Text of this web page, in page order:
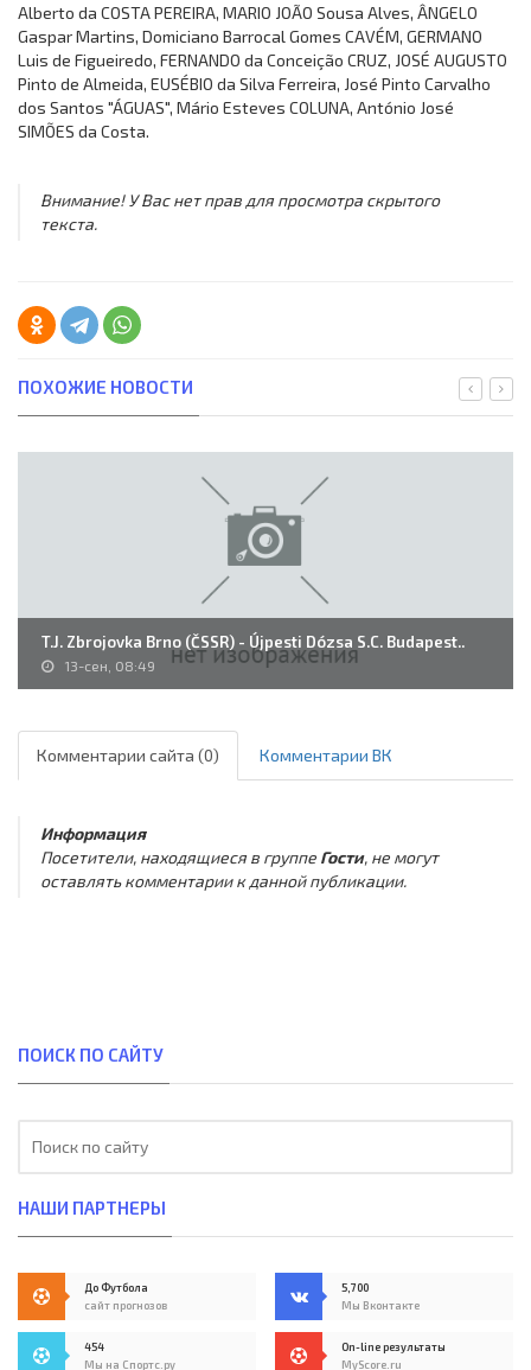
Alberto da COSTA PEREIRA, MARIO JOÃO Sousa Alves, ÂNGELO
Gaspar Martins, Domiciano Barrocal Gomes CAVÉM, GERMANO
Luis de Figueiredo, FERNANDO da Conceição CRUZ, JOSÉ AUGUSTO
Pinto de Almeida, EUSÉBIO da Silva Ferreira, José Pinto Carvalho
dos Santos "ÁGUAS", Mário Esteves COLUNA, António José
SIMÕES da Costa.
Внимание! У Вас нет прав для просмотра скрытого
текста.
ПОХОЖИЕ НОВОСТИ
T.J. Zbrojovka Brno (ČSSR) - Újpesti Dózsa S.C. Budapest..
13-сен, 08:49
Комментарии сайта (0) Комментарии ВК
Информация
Посетители, находящиеся в группе Гости, не могут
оставлять комментарии к данной публикации.
ПОИСК ПО САЙТУ
НАШИ ПАРТНЕРЫ
До Футбола
сайт прогнозов
5,700
Мы Вконтакте
454
Мы на Спортс.ру
On-line результаты
MyScore.ru